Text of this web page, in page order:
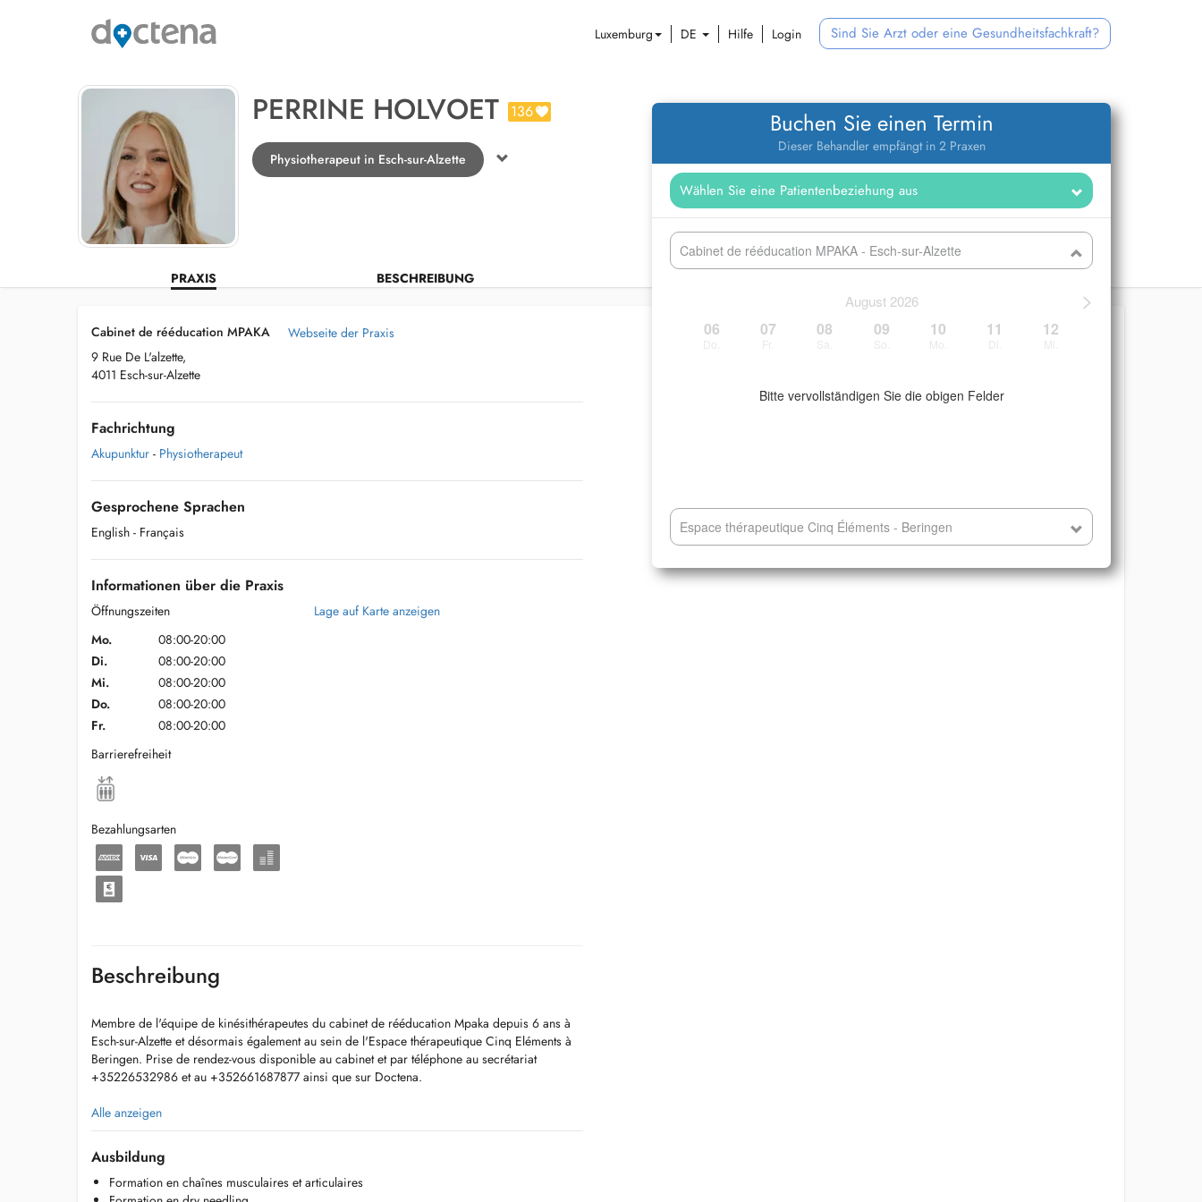
Luxemburg DE Hilfe Login Sind Sie Arzt oder eine Gesundheitsfachkraft?
PERRINE HOLVOET 136
Physiotherapeut in Esch-sur-Alzette
PRAXIS BESCHREIBUNG
Buchen Sie einen Termin
Dieser Behandler empfängt in 2 Praxen
Cabinet de rééducation MPAKA - Esch-sur-Alzette
>
August 2026
06 07 08 09 10 11 12
Bitte vervollständigen Sie die obigen Felder
Espace thérapeutique Cinq Éléments - Beringen
Cabinet de rééducation MPAKA
9 Rue De L'alzette,
4011 Esch-sur-Alzette
Webseite der Praxis
Fachrichtung
Akupunktur - Physiotherapeut
Gesprochene Sprachen
English - Français
Informationen über die Praxis
Öffnungszeiten
Mo.
08:00-20:00
Di.
08:00-20:00
Mi.
08:00-20:00
Do.
08:00-20:00
Fr.
08:00-20:00
Barrierefreiheit
Bezahlungsarten
Lage auf Karte anzeigen
Beschreibung
Membre de l'équipe de kinésithérapeutes du cabinet de rééducation Mpaka depuis 6 ans à
Esch-sur-Alzette et désormais également au sein de l'Espace thérapeutique Cinq Eléments à
Beringen. Prise de rendez-vous disponible au cabinet et par téléphone au secrétariat
+35226532986 et au +352661687877 ainsi que sur Doctena.
Principalement spécialisée dans les troubles musculo-squelettiques, j'ai effectué une
spécialisation de deux ans en Chaînes musculaires et articulaires méthode GDS qui me
permet de traiter au mieux les douleurs musculaires et articulaires qui peuvent concernées le
dos, la nuque, les genoux, épaules, mains, chevilles etc.
Alle anzeigen
Ausbildung
Formation en chaînes musculaires et articulaires